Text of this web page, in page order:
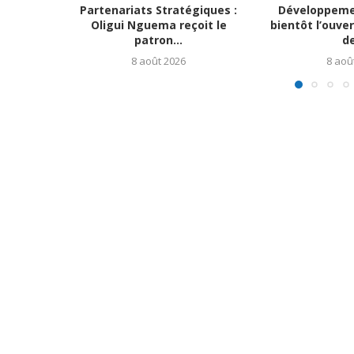
Partenariats Stratégiques :
Oligui Nguema reçoit le
patron...
8 août 2026
bientôt
8